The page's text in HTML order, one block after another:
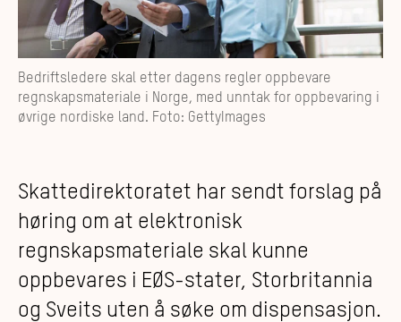
Bedriftsledere skal etter dagens regler oppbevare
regnskapsmateriale i Norge, med unntak for oppbevaring i
øvrige nordiske land. Foto: GettyImages
Skattedirektoratet har sendt forslag på
høring om at elektronisk
regnskapsmateriale skal kunne
oppbevares i EØS-stater, Storbritannia
og Sveits uten å søke om dispensasjon.